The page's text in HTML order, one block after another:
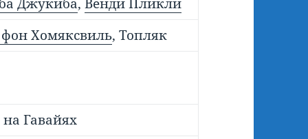
Хомяксвиль, Топляк
Гавайях